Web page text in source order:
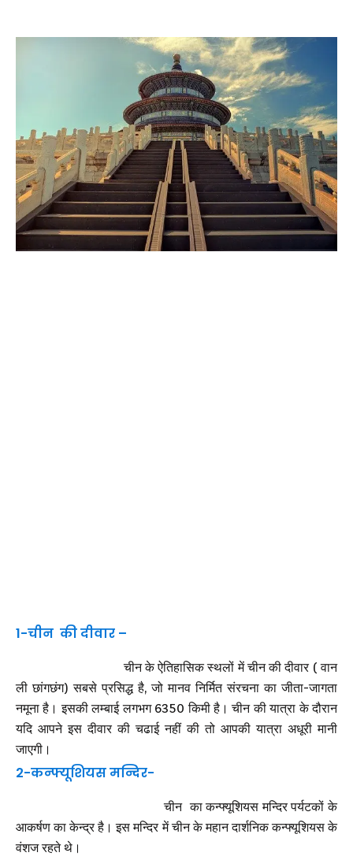
1-चीन की दीवार –
चीन के ऐतिहासिक स्थलों में चीन की दीवार ( वान
ली छांगछंग) सबसे प्रसिद्ध है, जो मानव निर्मित संरचना का जीता-जागता
नमूना है। इसकी लम्बाई लगभग 6350 किमी है। चीन की यात्रा के दौरान
यदि आपने इस दीवार की चढाई नहीं की तो आपकी यात्रा अधूरी मानी
जाएगी।
2-कन्फ्यूशियस मन्दिर-
चीन का कन्फ्यूशियस मन्दिर पर्यटकों के
आकर्षण का केन्द्र है। इस मन्दिर में चीन के महान दार्शनिक कन्फ्यूशियस के
वंशज रहते थे।